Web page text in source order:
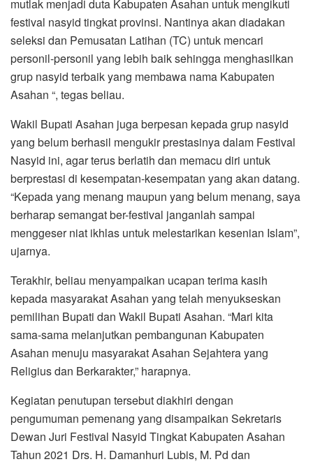
mutlak menjadi duta Kabupaten Asahan untuk mengikuti
festival nasyid tingkat provinsi. Nantinya akan diadakan
seleksi dan Pemusatan Latihan (TC) untuk mencari
personil-personil yang lebih baik sehingga menghasilkan
grup nasyid terbaik yang membawa nama Kabupaten
Asahan “, tegas beliau.
Wakil Bupati Asahan juga berpesan kepada grup nasyid
yang belum berhasil mengukir prestasinya dalam Festival
Nasyid ini, agar terus berlatih dan memacu diri untuk
berprestasi di kesempatan-kesempatan yang akan datang.
“Kepada yang menang maupun yang belum menang, saya
berharap semangat ber-festival janganlah sampai
menggeser niat ikhlas untuk melestarikan kesenian Islam”,
ujarnya.
Terakhir, beliau menyampaikan ucapan terima kasih
kepada masyarakat Asahan yang telah menyukseskan
pemilihan Bupati dan Wakil Bupati Asahan. “Mari kita
sama-sama melanjutkan pembangunan Kabupaten
Asahan menuju masyarakat Asahan Sejahtera yang
Religius dan Berkarakter,” harapnya.
Kegiatan penutupan tersebut diakhiri dengan
pengumuman pemenang yang disampaikan Sekretaris
Dewan Juri Festival Nasyid Tingkat Kabupaten Asahan
Tahun 2021 Drs. H. Damanhuri Lubis, M. Pd dan